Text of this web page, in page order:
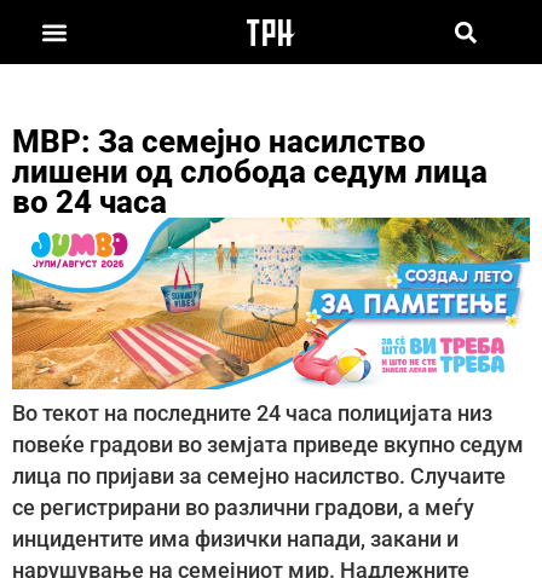
МВР: За семејно насилство
лишени од слобода седум лица
во 24 часа
Во текот на последните 24 часа полицијата низ
повеќе градови во земјата приведе вкупно седум
лица по пријави за семејно насилство. Случаите
се регистрирани во различни градови, а меѓу
инцидентите има физички напади, закани и
нарушување на семејниот мир. Надлежните